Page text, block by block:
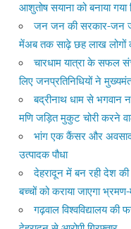
आशुतोष सयाना को बनाया
जन जन की सरकार-जन
मेंअब तक साढ़े छह लाख लोगों
चारधाम यात्रा के सफल
लिए जनप्रतिनिधियों ने
बद्रीनाथ धाम से भगवान
मणि जड़ित मुकुट चोरी करने
भांग एक कैंसर और अवसाद
उत्पादक पौधा
देहरादून में बन रही देश
बच्चों को कराया जाएगा
गढ़वाल विश्वविद्यालय की